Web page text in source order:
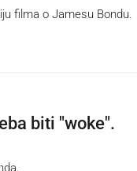
filma o Jamesu Bondu.
biti "woke".